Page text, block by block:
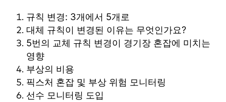
규칙 변경: 3개에서 5개로
대체 규칙이 변경된 이유는 무엇인가요?
5번의 교체 규칙 변경이 경기장 혼잡에 미치는
영향
부상의 비용
픽스처 혼잡 및 부상 위험 모니터링
선수 모니터링 도입